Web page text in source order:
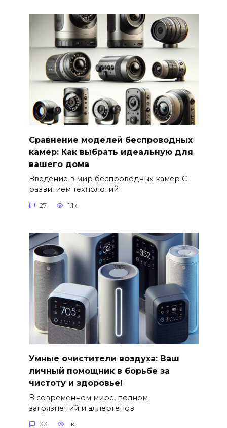
Сравнение моделей беспроводных
камер: Как выбрать идеальную для
вашего дома
Введение в мир беспроводных камер С
развитием технологий
27 1.1к.
Умные очистители воздуха: Ваш
личный помощник в борьбе за
чистоту и здоровье!
В современном мире, полном
загрязнений и аллергенов
33 1к.